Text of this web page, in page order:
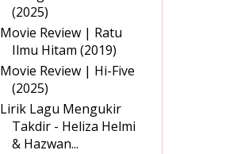
(2025)
Movie Review | Ratu
Ilmu Hitam (2019)
Movie Review | Hi-Five
(2025)
Lirik Lagu Mengukir
Takdir - Heliza Helmi
& Hazwan...